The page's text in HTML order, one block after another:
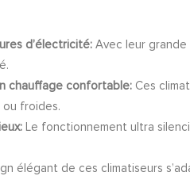
d’électricité: Avec leur
chauffage confortable: Ces
ou froides.
Le fonctionnement ultra
élégant de ces climatiseurs